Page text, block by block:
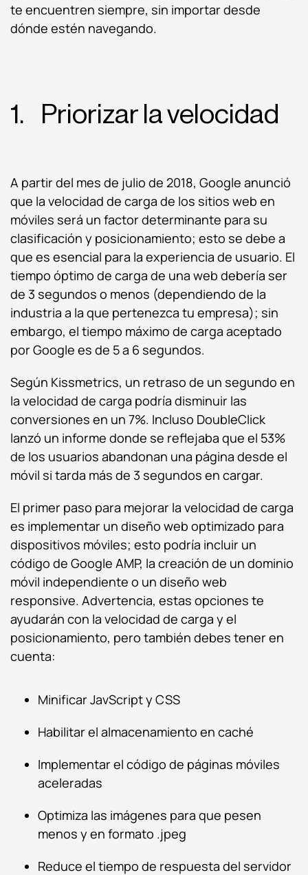
te encuentren siempre, sin importar desde
dónde estén navegando.
1. Priorizar la velocidad
A partir del mes de julio de 2018, Google anunció
que la velocidad de carga de los sitios web en
móviles será un factor determinante para su
clasificación y posicionamiento; esto se debe a
que es esencial para la experiencia de usuario. El
tiempo óptimo de carga de una web debería ser
de 3 segundos o menos (dependiendo de la
industria a la que pertenezca tu empresa); sin
embargo, el tiempo máximo de carga aceptado
por Google es de 5 a 6 segundos.
Según Kissmetrics, un retraso de un segundo en
la velocidad de carga podría disminuir las
conversiones en un 7%. Incluso DoubleClick
lanzó un informe donde se reflejaba que el 53%
de los usuarios abandonan una página desde el
móvil si tarda más de 3 segundos en cargar.
El primer paso para mejorar la velocidad de carga
es implementar un diseño web optimizado para
dispositivos móviles; esto podría incluir un
código de Google AMP, la creación de un dominio
móvil independiente o un diseño web
responsive. Advertencia, estas opciones te
ayudarán con la velocidad de carga y el
posicionamiento, pero también debes tener en
cuenta:
Minificar JavScript y CSS
Habilitar el almacenamiento en caché
Implementar el código de páginas móviles
aceleradas
Optimiza las imágenes para que pesen
menos y en formato .jpeg
Reduce el tiempo de respuesta del servidor